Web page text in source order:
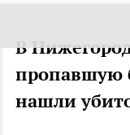
В
пропавшую
нашли